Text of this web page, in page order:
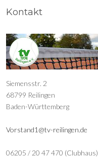
Kontakt
Siemensstr. 2
68799 Reilingen
Baden-Württemberg
Vorstand1@tv-reilingen.de
06205 / 20 47 470 (Clubhaus)